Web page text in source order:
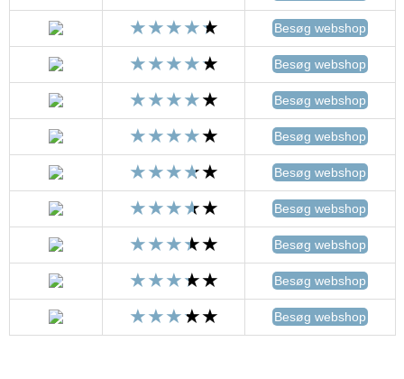
Besøg webshop
Besøg webshop
Besøg webshop
Besøg webshop
Besøg webshop
Besøg webshop
Besøg webshop
Besøg webshop
Besøg webshop